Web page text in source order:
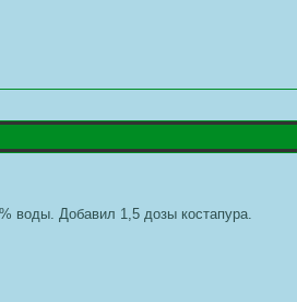
воды. Добавил 1,5 дозы костапура.